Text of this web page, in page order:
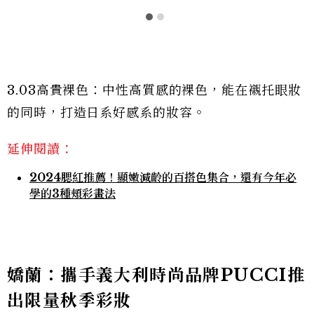
3.03高貴裸色：中性高質感的裸色，能在襯托眼妝
的同時，打造日系好感系的妝容。
延伸閱讀：
2024腮紅推薦！顯嫩減齡的百搭色集合，還有今年必
學的3種頰彩畫法
嬌蘭：攜手義大利時尚品牌PUCCI推
出限量秋季彩妝